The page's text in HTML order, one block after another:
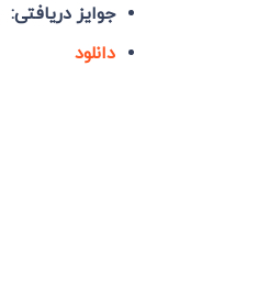
جوایز دریافتی:
دانلود